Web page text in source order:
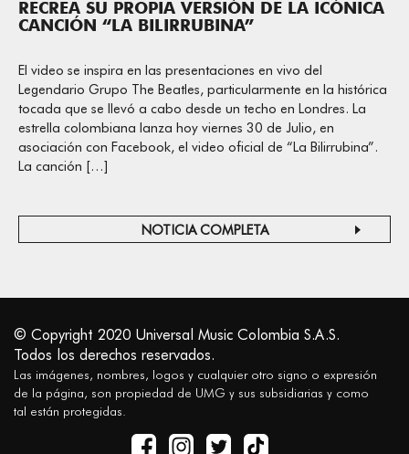
RECREA SU PROPIA VERSIÓN DE LA ICÓNICA
CANCIÓN “LA BILIRRUBINA”
El video se inspira en las presentaciones en vivo del
Legendario Grupo The Beatles, particularmente en la histórica
tocada que se llevó a cabo desde un techo en Londres. La
estrella colombiana lanza hoy viernes 30 de Julio, en
asociación con Facebook, el video oficial de “La Bilirrubina”.
La canción […]
NOTICIA COMPLETA
© Copyright 2020 Universal Music Colombia S.A.S.
Todos los derechos reservados.
Las imágenes, nombres, logos y cualquier otro signo o expresión
de la página, son propiedad de UMG y sus subsidiarias y como
tal están protegidas.